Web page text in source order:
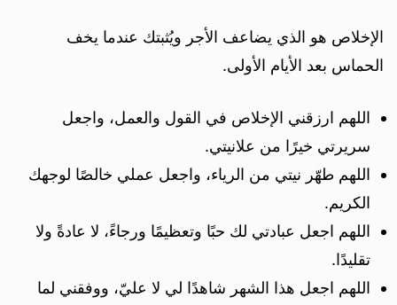
الإخلاص هو الذي يضاعف الأجر ويُثبتك عندما يخف
الحماس بعد الأيام الأولى.
اللهم ارزقني الإخلاص في القول والعمل، واجعل
سريرتي خيرًا من علانيتي.
اللهم طهّر نيتي من الرياء، واجعل عملي خالصًا لوجهك
الكريم.
اللهم اجعل عبادتي لك حبًا وتعظيمًا ورجاءً، لا عادةً ولا
تقليدًا.
اللهم اجعل هذا الشهر شاهدًا لي لا عليّ، ووفقني لما